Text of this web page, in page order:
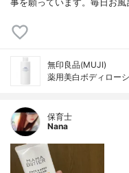
事を願っています。毎日お
無印良品(MUJI)
薬用美白ボディロー
保育士
Nana